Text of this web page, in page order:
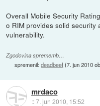
Overall Mobile Security
o RIM provides solid
vulnerability.
Zgodovina sprememb…
spremenil:deadbeef(7. jun 2010
mrdaco
::7. jun 2010, 15:52